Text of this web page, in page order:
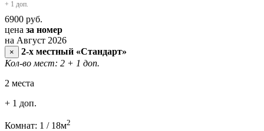
+ 1 доп.
6900 руб.
цена за номер
на Август 2026
×
2-х местный «Стандарт»
Кол-во мест: 2 + 1 доп.
2 места
+ 1 доп.
Комнат: 1 / 18м2